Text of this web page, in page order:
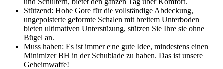
Stützend: Hohe Gore für die vollständige Abdeckung,
ungepolsterte geformte Schalen mit breitem Unterboden
bieten ultimativen Unterstüzung, stützen Sie Ihre sie ohne
Bügel an.
Muss haben: Es ist immer eine gute Idee, mindestens einen
Minimizer BH in der Schublade zu haben. Das ist unsere
Geheimwaffe!